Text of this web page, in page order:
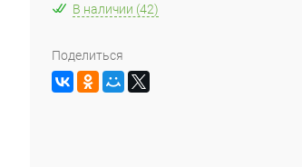
В наличии (42)
Поделиться